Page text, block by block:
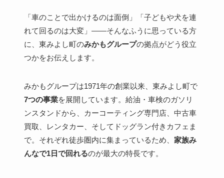
「車のことで出かけるのは面倒」「子どもや犬を連
れて回るのは大変」——そんなふうに思っている方
に、東みよし町のみかもグループの拠点がどう役立
つかをお伝えします。
みかもグループは1971年の創業以来、東みよし町で
7つの事業を展開しています。給油・車検のガソリ
ンスタンドから、カーコーティング専門店、中古車
買取、レンタカー、そしてドッグラン付きカフェま
で。それぞれ徒歩圏内に集まっているため、 家族み
んなで1日で回れるのが最大の特長です。